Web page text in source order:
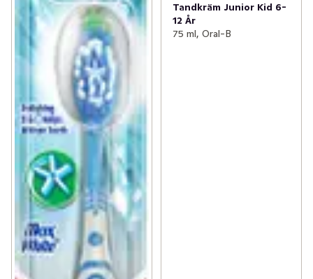
Tandkräm Junior Kid 6-
12 År
75 ml, Oral-B